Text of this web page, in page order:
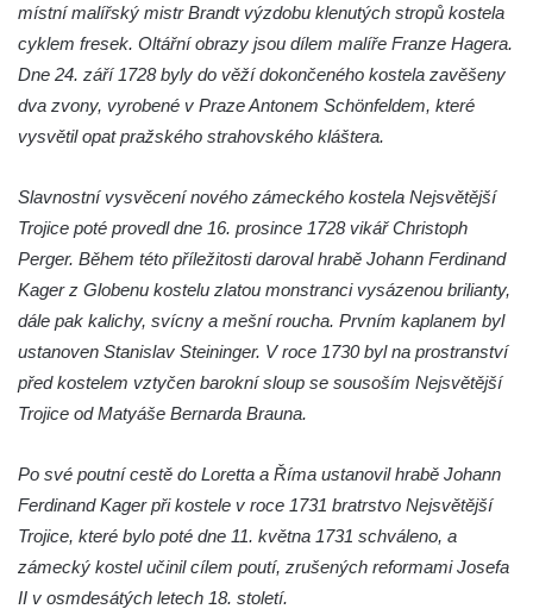
Kaple Getsemanské zahrady na křížové
cestě na Křížovém vrchu ve Frýdlantu
vrchu ve Frýdlantu
Kostel svatého Jakuba Většího v Sokolově
Kostel Nanebevzetí Panny Marie ve
Slunečné
Kostel Jména Panny Marie v Sepekově
Kaple Stětí svatého Jana Křtitele v
Bývalá synagoga v Milevsku
Kostel svaté Kateřiny Alexandrijské v
Krásně
Kostel Božího Těla v Kraslicích
místní malířský mistr Brandt výzdobu klenutých stropů kostela
cyklem fresek. Oltářní obrazy jsou dílem malíře Franze Hagera.
Dne 24. září 1728 byly do věží dokončeného kostela zavěšeny
dva zvony, vyrobené v Praze Antonem Schönfeldem, které
vysvětil opat pražského strahovského kláštera.
Slavnostní vysvěcení nového zámeckého kostela Nejsvětější
Trojice poté provedl dne 16. prosince 1728 vikář Christoph
Perger. Během této příležitosti daroval hrabě Johann Ferdinand
Kager z Globenu kostelu zlatou monstranci vysázenou brilianty,
dále pak kalichy, svícny a mešní roucha. Prvním kaplanem byl
ustanoven Stanislav Steininger. V roce 1730 byl na prostranství
před kostelem vztyčen barokní sloup se sousoším Nejsvětější
Trojice od Matyáše Bernarda Brauna.
Po své poutní cestě do Loretta a Říma ustanovil hrabě Johann
Ferdinand Kager při kostele v roce 1731 bratrstvo Nejsvětější
Trojice, které bylo poté dne 11. května 1731 schváleno, a
zámecký kostel učinil cílem poutí, zrušených reformami Josefa
II v osmdesátých letech 18. století.